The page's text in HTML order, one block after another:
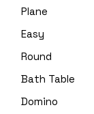
Plane
Easy
Round
Bath Table
Domino